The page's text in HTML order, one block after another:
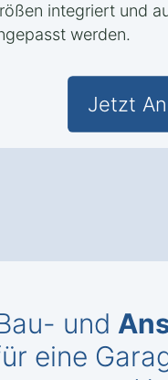
integriert und
werden.
Jetzt
und
eine